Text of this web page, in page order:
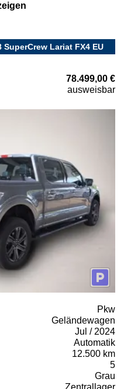
SuperCrew Lariat FX4 EU
78.499,00 €
ausweisbar
Pkw
Geländewagen
Jul / 2024
Automatik
12.500 km
5
Grau
Zentrallager